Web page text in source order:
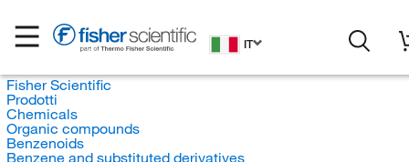
IT
Fisher Scientific
Prodotti
Chemicals
Organic compounds
Benzenoids
Benzene and substituted derivatives